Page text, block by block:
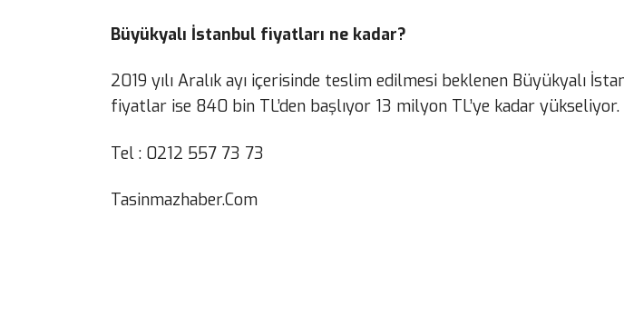
Büyükyalı İstanbul fiyatları ne kadar?
2019 yılı Aralık ayı içerisinde teslim edilmesi beklenen Büyükyalı
fiyatlar ise 840 bin TL’den başlıyor 13 milyon TL’ye kadar yükseliyor.
Tel : 0212 557 73 73
Tasinmazhaber.Com